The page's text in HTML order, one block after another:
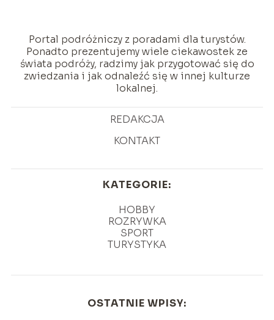
Portal podróżniczy z poradami dla turystów.
Ponadto prezentujemy wiele ciekawostek ze
świata podróży, radzimy jak przygotować się do
zwiedzania i jak odnaleźć się w innej kulturze
lokalnej.
REDAKCJA
KONTAKT
KATEGORIE:
HOBBY
ROZRYWKA
SPORT
TURYSTYKA
OSTATNIE WPISY: